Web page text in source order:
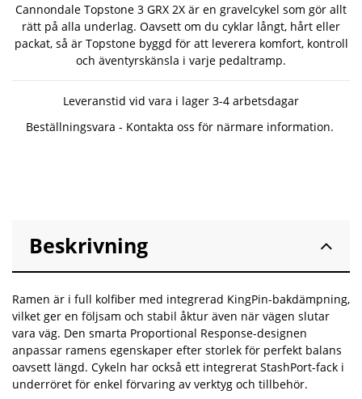
Cannondale Topstone 3 GRX 2X är en gravelcykel som gör allt
rätt på alla underlag. Oavsett om du cyklar långt, hårt eller
packat, så är Topstone byggd för att leverera komfort, kontroll
och äventyrskänsla i varje pedaltramp.
Leveranstid vid vara i lager 3-4 arbetsdagar
Beställningsvara - Kontakta oss för närmare information.
Beskrivning
Ramen är i full kolfiber med integrerad KingPin-bakdämpning,
vilket ger en följsam och stabil åktur även när vägen slutar
vara väg. Den smarta Proportional Response-designen
anpassar ramens egenskaper efter storlek för perfekt balans
oavsett längd. Cykeln har också ett integrerat StashPort-fack i
underröret för enkel förvaring av verktyg och tillbehör.